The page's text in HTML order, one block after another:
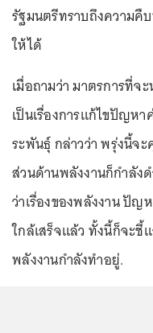
รัฐมนตรีทราบถึงความคื
ให้ได้
เมื่อถามว่า มาตรการที่จ
เป็นเรื่องการแก้ไขปัญห
ระพันธุ์ กล่าวว่า พรุ่งนี้จ
ส่วนด้านพลังงานก็กำลัง
ว่าเรื่องของพลังงาน ปั
ใกล้เสร็จแล้ว ทั้งนี้ก็จะชี้
พลังงานกำลังทำอยู่.